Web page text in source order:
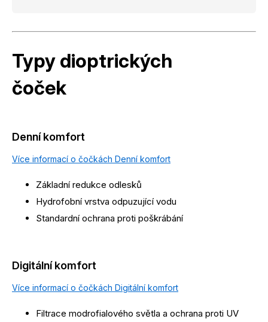
Typy dioptrických
čoček
Denní komfort
Více informací o čočkách Denní komfort
Základní redukce odlesků
Hydrofobní vrstva odpuzující vodu
Standardní ochrana proti poškrábání
Digitální komfort
Více informací o čočkách Digitální komfort
Filtrace modrofialového světla a ochrana proti UV